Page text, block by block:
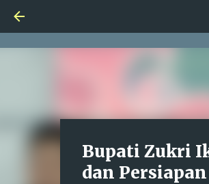
Bupati Zukri
dan Persiapan